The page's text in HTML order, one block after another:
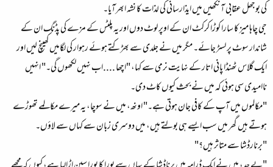
کی بوجھل عقابی آنکھیں میں ایذارسانی کی لذات کا نشہ ابھرآیا۔
جی چاہا میز کا سارا کوڑا کرکٹ ان کے اوپر لوٹ دوں اور یہ پلٹس کے مزے کی پڈنگ ان کے
شاندار سوٹ پر لسڑ جائے۔ مگر میں نے جلدی سے بھڑکتے ہوئے رہوار کی لگامیں کھینچ لیں اور
ایک گلاس ٹھنڈا پانی اتار کے نہایت نرمی سے کہا، "اچھا ....اب نہیں لکھوں گی۔" انہیں
ناامیدی سی ہوئی کہ میں نے بحث کیوں کاٹ دی۔
"مکالموں میں آپ کے کافی جان ہوتی ہے۔" اونھ، میں نے سوچا، یہ میرے مکالمے تھوڑے
ہوتے ہیں گھر میں سب ایسے ہی بولتے ہیں، میں دوسری زبان سے کہاں سے لاؤں۔
"برنارڈشا سے متاثر ہیں؟"